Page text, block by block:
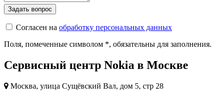
Согласен на обработку персональных данных
Поля, помеченные символом *, обязательны для заполнения.
Сервисный центр Nokia в Москве
Москва, улица Сущёвский Вал, дом 5, стр 28